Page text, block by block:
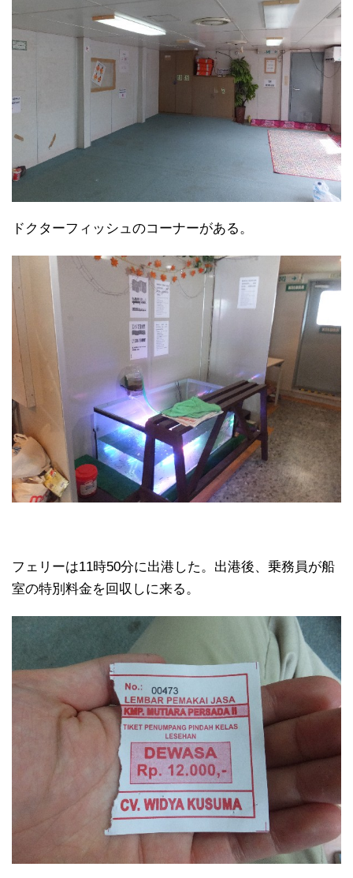
ドクターフィッシュのコーナーがある。
フェリーは11時50分に出港した。出港後、乗務員が船
室の特別料金を回収しに来る。